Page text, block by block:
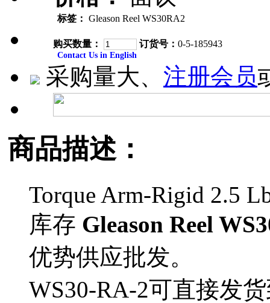
标签： Gleason Reel WS30RA2
购买数量： 订货号： 0-5-185943
Contact Us in English
采购量大、 注册会员
商品描述：
Torque Arm-Rigid 2.5
库存 Gleason Reel
优势供应批发。
WS30-RA-2可直接发